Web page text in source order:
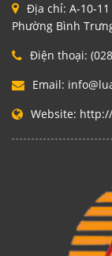
Địa chỉ: A-10-
Phường Bình
Điện thoại:
Email:
Website: